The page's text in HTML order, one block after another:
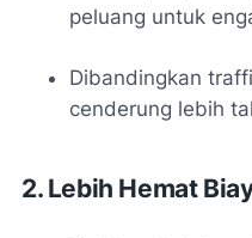
peluang untuk
Dibandingkan
cenderung lebih
2. Lebih Hemat